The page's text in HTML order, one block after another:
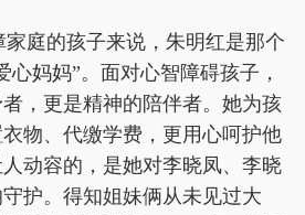
庭的孩子来说，朱明红是那个
心妈妈”。面对心智障碍孩子，
，更是精神的陪伴者。她为孩
物、代缴学费，更用心呵护他
动容的，是她对李晓凤、李晓
护。得知姐妹俩从未见过大